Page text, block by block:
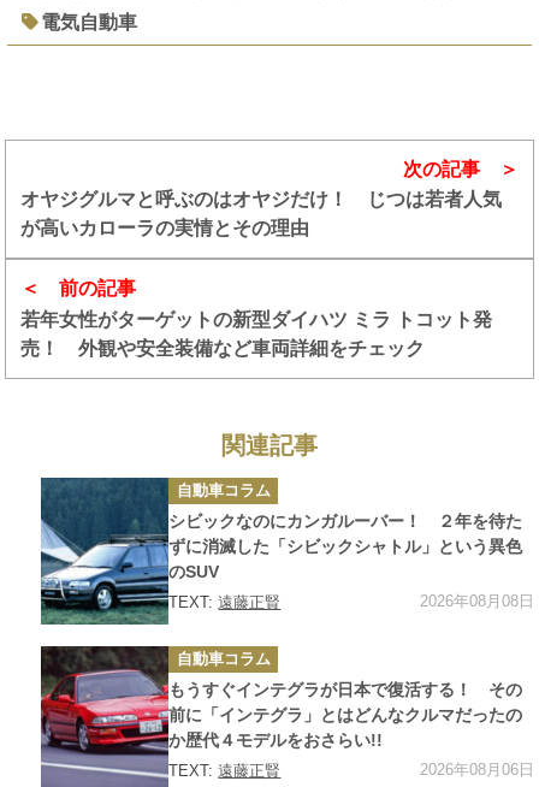
電気自動車
前の記事
若年女性がターゲットの新型ダイハツ ミラ トコット発
売！ 外観や安全装備など車両詳細をチェック
次の記事
オヤジグルマと呼ぶのはオヤジだけ！ じつは若者人気
が高いカローラの実情とその理由
関連記事
カ
テ
ゴ
リ
ー
自動車コラム
シビックなのにカンガルーバー！ ２年を待た
ずに消滅した「シビックシャトル」という異色
のSUV
TEXT:遠藤正賢 2026年08月08日
カ
テ
ゴ
リ
ー
自動車コラム
もうすぐインテグラが日本で復活する！ その
前に「インテグラ」とはどんなクルマだったの
か歴代４モデルをおさらい!!
TEXT:遠藤正賢 2026年08月06日